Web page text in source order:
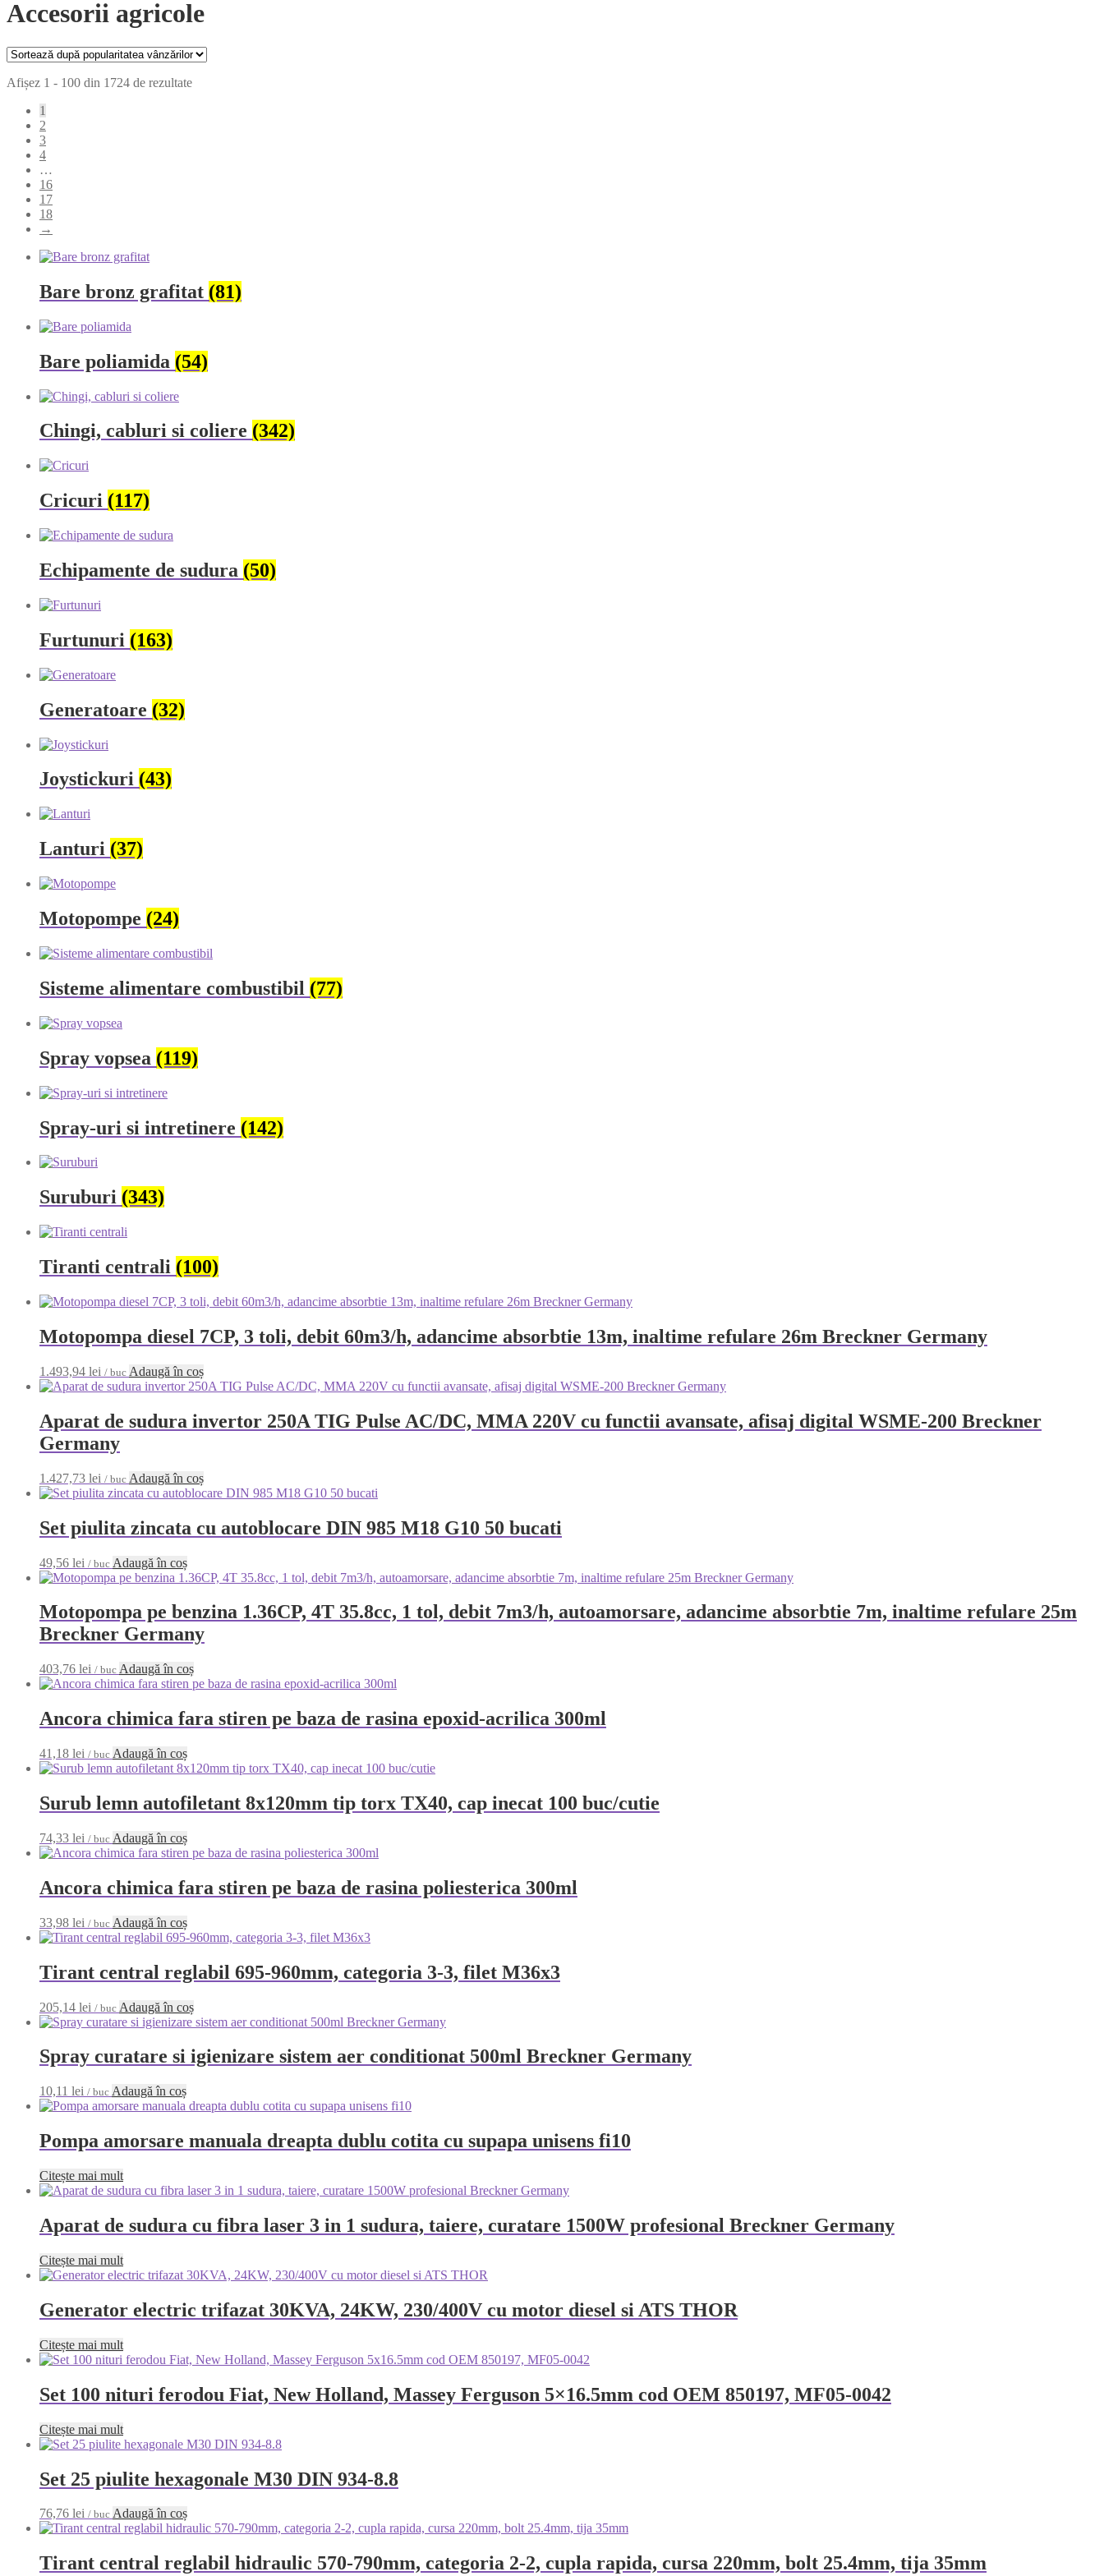
Accesorii agricole
Afișez 1 - 100 din 1724 de rezultate
1
2
3
4
…
16
17
18
→
Bare bronz grafitat (81)
Bare poliamida (54)
Chingi, cabluri si coliere (342)
Cricuri (117)
Echipamente de sudura (50)
Furtunuri (163)
Generatoare (32)
Joystickuri (43)
Lanturi (37)
Motopompe (24)
Sisteme alimentare combustibil (77)
Spray vopsea (119)
Spray-uri si intretinere (142)
Suruburi (343)
Tiranti centrali (100)
Motopompa diesel 7CP, 3 toli, debit 60m3/h, adancime absorbtie 13m, inaltime refulare 26m Breckner Germany
1.493,94 lei / buc Adaugă în coș
Aparat de sudura invertor 250A TIG Pulse AC/DC, MMA 220V cu functii avansate, afisaj digital WSME-200 Breckner
Germany
1.427,73 lei / buc Adaugă în coș
Set piulita zincata cu autoblocare DIN 985 M18 G10 50 bucati
49,56 lei / buc Adaugă în coș
Motopompa pe benzina 1.36CP, 4T 35.8cc, 1 tol, debit 7m3/h, autoamorsare, adancime absorbtie 7m, inaltime refulare 25m
Breckner Germany
403,76 lei / buc Adaugă în coș
Ancora chimica fara stiren pe baza de rasina epoxid-acrilica 300ml
41,18 lei / buc Adaugă în coș
Surub lemn autofiletant 8x120mm tip torx TX40, cap inecat 100 buc/cutie
74,33 lei / buc Adaugă în coș
Ancora chimica fara stiren pe baza de rasina poliesterica 300ml
33,98 lei / buc Adaugă în coș
Tirant central reglabil 695-960mm, categoria 3-3, filet M36x3
205,14 lei / buc Adaugă în coș
Spray curatare si igienizare sistem aer conditionat 500ml Breckner Germany
10,11 lei / buc Adaugă în coș
Pompa amorsare manuala dreapta dublu cotita cu supapa unisens fi10
Citește mai mult
Aparat de sudura cu fibra laser 3 in 1 sudura, taiere, curatare 1500W profesional Breckner Germany
Citește mai mult
Generator electric trifazat 30KVA, 24KW, 230/400V cu motor diesel si ATS THOR
Citește mai mult
Set 100 nituri ferodou Fiat, New Holland, Massey Ferguson 5×16.5mm cod OEM 850197, MF05-0042
Citește mai mult
Set 25 piulite hexagonale M30 DIN 934-8.8
76,76 lei / buc Adaugă în coș
Tirant central reglabil hidraulic 570-790mm, categoria 2-2, cupla rapida, cursa 220mm, bolt 25.4mm, tija 35mm